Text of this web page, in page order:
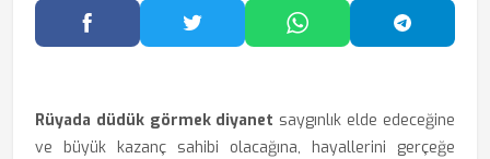
Facebook'ta PaylaşTwitter'da PaylaşWhatsApp'ta Paylaş
Rüyada düdük görmek diyanet saygınlık elde edeceğine
ve büyük kazanç sahibi olacağına, hayallerini gerçeğe